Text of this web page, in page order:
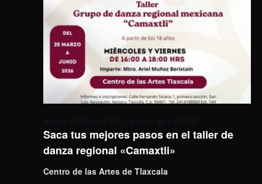
Saca tus mejores pasos en el taller de
danza regional «Camaxtli»
marzo 25 @ 4:00 PM - junio 1 @ 6:00 PM
Centro de las Artes de Tlaxcala